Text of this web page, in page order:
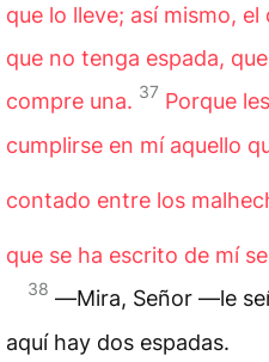
que lo lleve; así mismo,
que no tenga espada,
compre una. 37 Porque
cumplirse en mí aquello
contado entre los
que se ha escrito de mí
38 ―Mira, Señor —le
aquí hay dos espadas.